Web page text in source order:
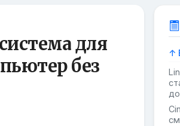
для
без
↑